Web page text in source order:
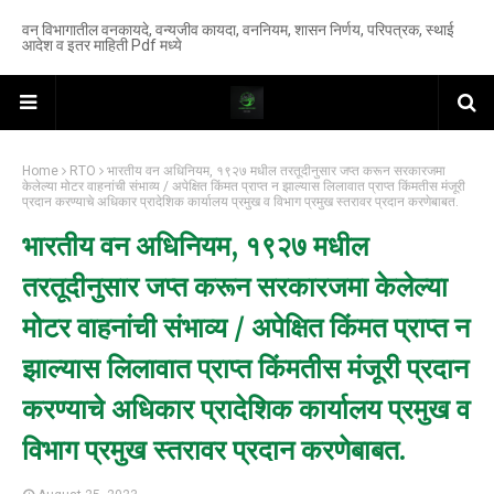
वन विभागातील वनकायदे, वन्यजीव कायदा, वननियम, शासन निर्णय, परिपत्रक, स्थाई
आदेश व इतर माहिती Pdf मध्ये
Home RTO
भारतीय वन अधिनियम, १९२७ मधील तरतूदीनुसार जप्त करून सरकारजमा
केलेल्या मोटर वाहनांची संभाव्य / अपेक्षित किंमत प्राप्त न झाल्यास लिलावात प्राप्त किंमतीस मंजूरी
प्रदान करण्याचे अधिकार प्रादेशिक कार्यालय प्रमुख व विभाग प्रमुख स्तरावर प्रदान करणेबाबत.
भारतीय वन अधिनियम, १९२७ मधील
तरतूदीनुसार जप्त करून सरकारजमा केलेल्या
मोटर वाहनांची संभाव्य / अपेक्षित किंमत प्राप्त न
झाल्यास लिलावात प्राप्त किंमतीस मंजूरी प्रदान
करण्याचे अधिकार प्रादेशिक कार्यालय प्रमुख व
विभाग प्रमुख स्तरावर प्रदान करणेबाबत.